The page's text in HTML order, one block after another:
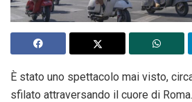
È stato uno spettacolo mai visto,
sfilato attraversando il cuore di